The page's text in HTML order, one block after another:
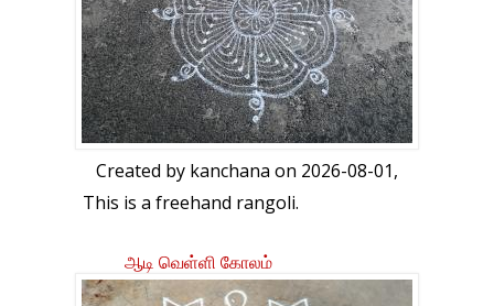
Created by kanchana on 2026-08-01,
This is a freehand rangoli.
ஆடி வெள்ளி கோலம்